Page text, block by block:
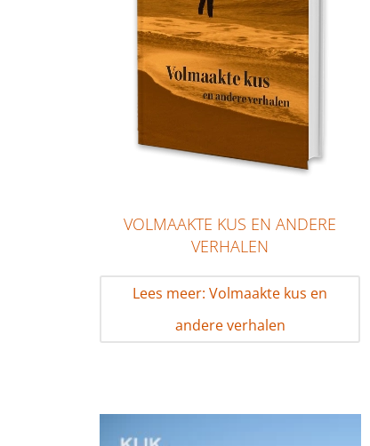
VOLMAAKTE KUS EN ANDERE
VERHALEN
Lees meer: Volmaakte kus en
andere verhalen